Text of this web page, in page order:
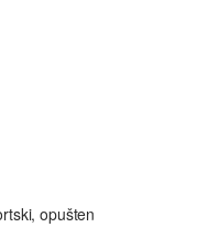
opušten